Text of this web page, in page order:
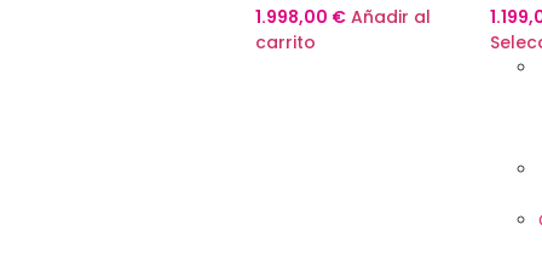
1.998,00 € Añadir al
carrito